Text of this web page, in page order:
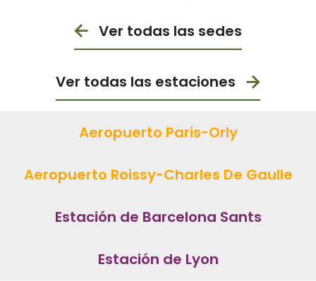
Ver todas las sedes
Ver todas las estaciones
Aeropuerto Paris-Orly
Aeropuerto Roissy-Charles De Gaulle
Estación de Barcelona Sants
Estación de Lyon